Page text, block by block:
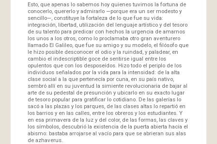
Esto, que apenas lo sabemos hoy quienes tuvimos la fortuna de
conocerlo, quererlo y admirarlo —porque era un ser modesto y
sencillo—, constituye la fortaleza de lo que fue su vida:
integración, libertad, utilización del lenguaje artístico y del tesoro
de su talento para predicar con hechos la urgencia de amarnos
los unos a los otros, como lo proclamaba otro gran aventurero
llamado El Galileo, que fue su amigo y su modelo, el filósofo que
le hizo posible desconocer el odio y la ruindad, y paladear, en
cambio el indescriptible goce de sentirse igual entre los
opulentos que con los desposeídos. Hizo todo el periplo de los
individuos señalados por la vida para la intensidad: de la alta
clase social a la que pertenecía por cuna, en su país nativo,
sembró allí en su juventud la simiente revolucionaria de bajar al
arte de su pedestal de presunción y ubicarlo en su exacto lugar
de tesoro popular para gratificar lo cotidiano. De las galerías lo
sacó a las plazas y los parques, de las clases altas lo repartió en
los barrios y en las calles, entre los obreros y los estudiantes. Y
en esa primavera de la luz y del color, de las formas, las claves y
los símbolos, descubrió la existencia de la puerta abierta hacia el
abismo: bastaba arrojarse al vacío para que se abrieran sus alas
de azhaverus.